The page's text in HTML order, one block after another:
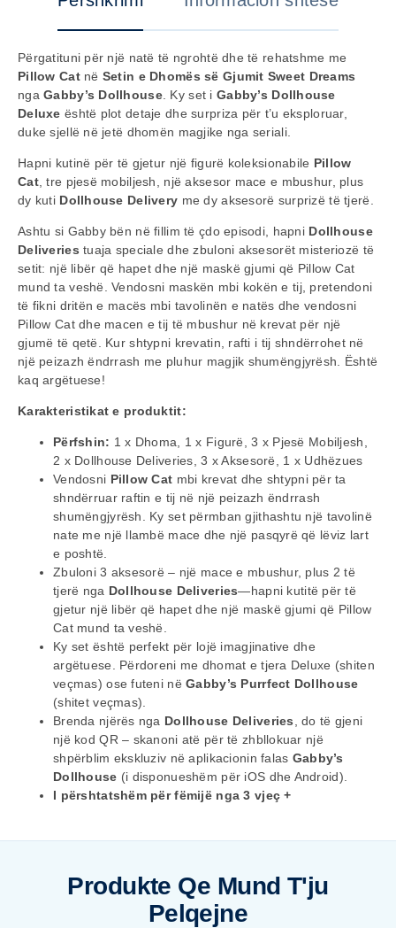
Përgatituni për një natë të ngrohtë dhe të rehatshme me
Pillow Catnë Setin e Dhomës së Gjumit Sweet Dreams
ngaGabby’s Dollhouse. Ky set i Gabby’s Dollhouse
Deluxe është plot detaje dhe surpriza për t’u eksploruar,
duke sjellë në jetë dhomën magjike nga seriali.
Hapni kutinë për të gjetur një figurë koleksionabile Pillow
Cat, tre pjesë mobiljesh, një aksesor mace e mbushur, plus
dy kuti Dollhouse Delivery me dy aksesorë surprizë të tjerë.
Ashtu si Gabby bën në fillim të çdo episodi, hapni Dollhouse
Deliveries tuaja speciale dhe zbuloni aksesorët misteriozë të
setit: një libër që hapet dhe një maskë gjumi që Pillow Cat
mund ta veshë. Vendosni maskën mbi kokën e tij, pretendoni
të fikni dritën e macës mbi tavolinën e natës dhe vendosni
Pillow Cat dhe macen e tij të mbushur në krevat për një
gjumë të qetë. Kur shtypni krevatin, rafti i tij shndërrohet në
një peizazh ëndrrash me pluhur magjik shumëngjyrësh. Është
kaq argëtuese!
Karakteristikat e produktit:
Përfshin: 1 x Dhoma, 1 x Figurë, 3 x Pjesë Mobiljesh,
2 x Dollhouse Deliveries, 3 x Aksesorë, 1 x Udhëzues
Vendosni Pillow Cat mbi krevat dhe shtypni për ta
shndërruar raftin e tij në një peizazh ëndrrash
shumëngjyrësh. Ky set përmban gjithashtu një tavolinë
nate me një llambë mace dhe një pasqyrë që lëviz lart
e poshtë.
Zbuloni 3 aksesorë – një mace e mbushur, plus 2 të
tjerë nga Dollhouse Deliveries—hapni kutitë për të
gjetur një libër që hapet dhe një maskë gjumi që Pillow
Cat mund ta veshë.
Ky set është perfekt për lojë imagjinative dhe
argëtuese. Përdoreni me dhomat e tjera Deluxe (shiten
veçmas) ose futeni nëGabby’s Purrfect Dollhouse
(shitet veçmas).
Brenda njërës nga Dollhouse Deliveries
, do të gjeni
një kod QR – skanoni atë për të zhbllokuar një
shpërblim ekskluziv në aplikacionin falas Gabby’s
Dollhouse (i disponueshëm për iOS dhe Android).
I përshtatshëm për fëmijë nga 3 vjeç +
Produkte Qe Mund T'ju
Pelqejne